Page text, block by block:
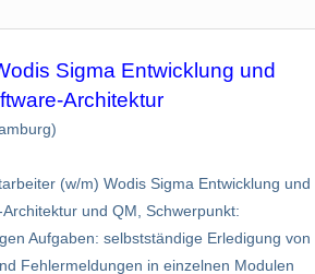
Sigma Entwicklung und
Architektur
(w/m) Wodis Sigma Entwicklung und
und QM, Schwerpunkt:
Aufgaben: selbstständige Erledigung von
Fehlermeldungen in einzelnen Modulen